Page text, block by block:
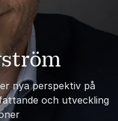
nya perspektiv på
och utveckling